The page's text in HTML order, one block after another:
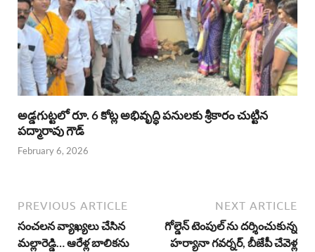
అడ్డగుట్టలో రూ. 6 కోట్ల అభివృద్ధి పనులకు శ్రీకారం చుట్టిన
పద్మారావు గౌడ్
February 6, 2026
PREVIOUS ARTICLE
సంచలన వ్యాఖ్యలు చేసిన
మల్లారెడ్డి… ఆరేళ్ల బాలికను
NEXT ARTICLE
గోల్డెన్ టెంపుల్ ను దర్శించుకున్న
హర్యానా గవర్నర్, బీజేపీ చేవెళ్ల